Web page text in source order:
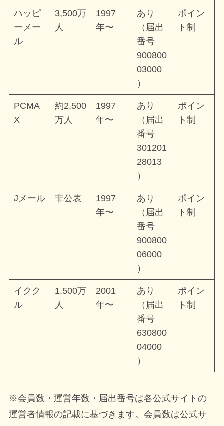
ハッピ
ーメー
ル
3,500万
人
1997
年〜
あり
（届出
番号
900800
03000
）
ポイン
ト制
PCMA
X
約2,500
万人
1997
年〜
あり
（届出
番号
301201
28013
）
ポイン
ト制
Jメール 非公表
1997
年〜
あり
（届出
番号
900800
06000
）
ポイン
ト制
イクク
ル
1,500万
人
2001
年〜
あり
（届出
番号
630800
04000
）
ポイン
ト制
※会員数・運営年数・届出番号は各公式サイトの
運営者情報の記載に基づきます。会員数は公式サ